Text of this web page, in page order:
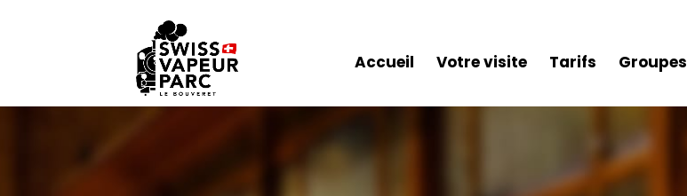
Accueil Votre visite Tarifs Groupes